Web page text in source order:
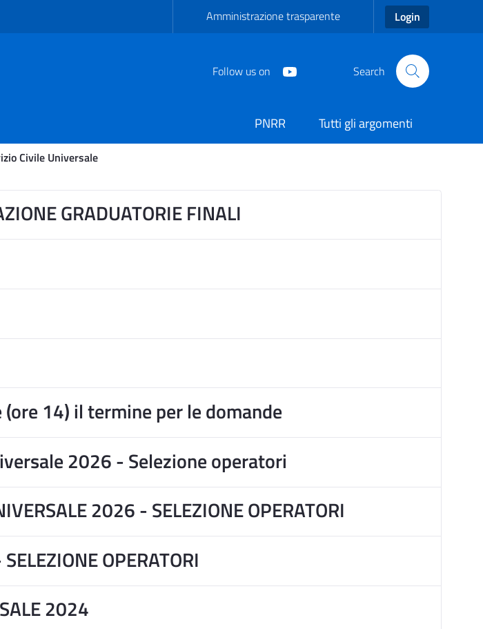
Amministrazione trasparente Login
Follow us on Search
PNRR
Tutti gli argomenti
Civile Universale
- Comune di Carmiano
GRADUATORIE FINALI
14) il termine per le domande
2026 - Selezione operatori
2026 - SELEZIONE OPERATORI
OPERATORI
2024